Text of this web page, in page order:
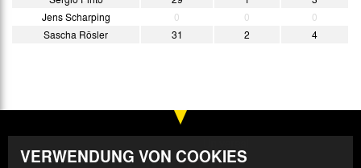
Jens Scharping
0 0
0
Sascha Rösler
31 2 4
VERWENDUNG VON COOKIES